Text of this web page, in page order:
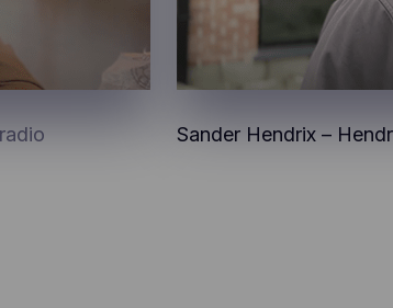
Sander Hendrix –